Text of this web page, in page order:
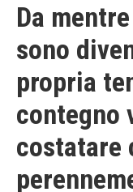
Da
sono
propria
contegno
costatare